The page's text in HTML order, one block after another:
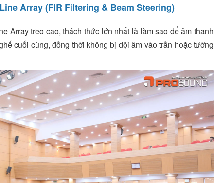
Array (FIR Filtering & Beam Steering)
Array treo cao, thách thức lớn nhất là làm sao để âm thanh
cuối cùng, đồng thời không bị dội âm vào trần hoặc tường